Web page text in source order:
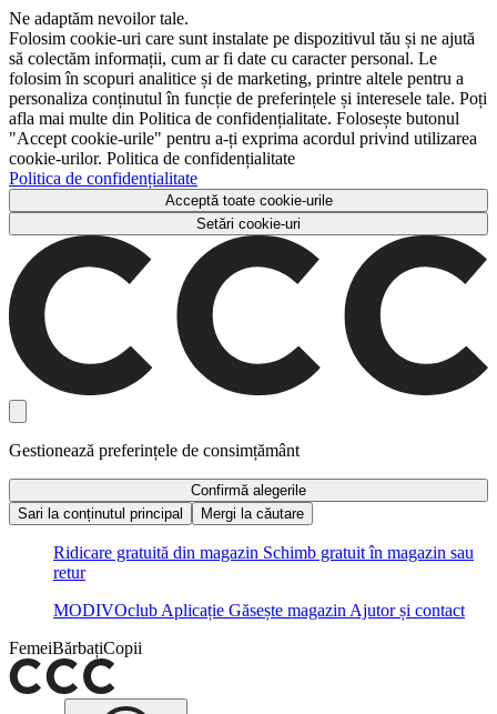
Ne adaptăm nevoilor tale.
Folosim cookie-uri care sunt instalate pe dispozitivul tău și ne ajută
să colectăm informații, cum ar fi date cu caracter personal. Le
folosim în scopuri analitice și de marketing, printre altele pentru a
personaliza conținutul în funcție de preferințele și interesele tale. Poți
afla mai multe din Politica de confidențialitate. Folosește butonul
"Accept cookie-urile" pentru a-ți exprima acordul privind utilizarea
cookie-urilor. Politica de confidențialitate
Politica de confidențialitate
Acceptă toate cookie-urile
Setări cookie-uri
Gestionează preferințele de consimțământ
Confirmă alegerile
Sari la conținutul principal
Mergi la căutare
Ridicare gratuită din magazin Schimb gratuit în magazin sau
retur
MODIVOclub Aplicație Găsește magazin Ajutor și contact
FemeiBărbațiCopii